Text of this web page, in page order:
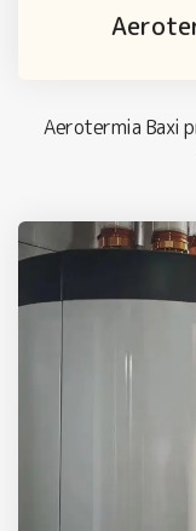
Aerotermia Baxi